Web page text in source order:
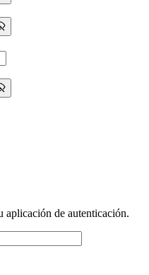
aplicación de autenticación.